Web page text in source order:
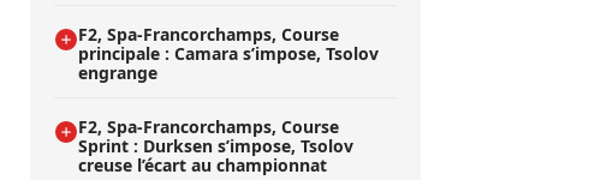
F2, Spa-Francorchamps, Course
principale : Camara s’impose, Tsolov
engrange
F2, Spa-Francorchamps, Course
Sprint : Durksen s’impose, Tsolov
creuse l’écart au championnat